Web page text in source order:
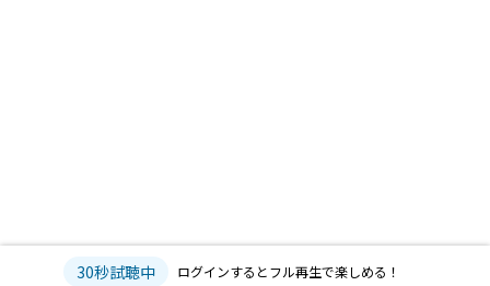
30秒試聴中 ログインするとフル再生で楽しめる！